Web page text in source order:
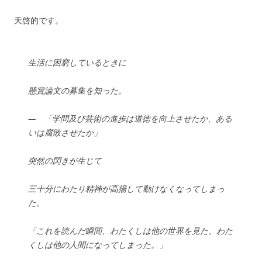
天啓的です。
生活に困窮しているときに
懸賞論文の募集を知った。
—
「学問及び芸術の進歩は道徳を向上させたか、ある
いは腐敗させたか」
突然の閃きが生じて
三十分にわたり精神が高揚して動けなくなってしまっ
た。
「これを読んだ瞬間、わたくしは他の世界を見た。わた
くしは他の人間になってしまった。」